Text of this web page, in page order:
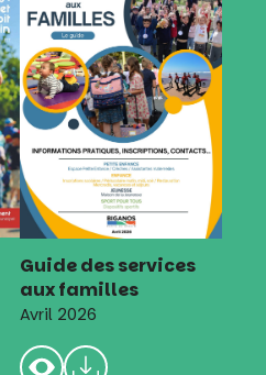
Guide des services
aux familles
Avril 2026